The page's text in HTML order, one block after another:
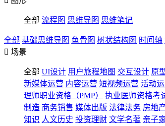
全部 流程图 思维导图 思维笔记
全部 基础思维导图 鱼骨图 树状结构图 时间轴
 场景
全部 UI设计 用户旅程地图 交互设计 原
新媒体运营 内容运营 短视频运营 活动
理师职业资格（PMP）
执业医师资格考
制造 商务销售 媒体出版 法律法务 房地
知识 人文历史 投资理财 文学名著 亲子